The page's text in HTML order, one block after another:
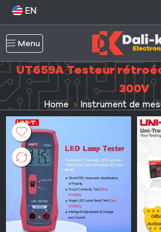
EN
Menu
UT659A Testeur
300V
Home Instrument de